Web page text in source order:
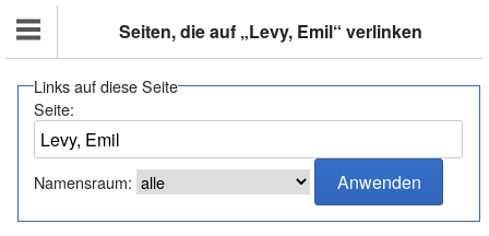
Seiten, die auf „Levy, Emil“ verlinken
Links auf diese Seite
Seite:
Namensraum: